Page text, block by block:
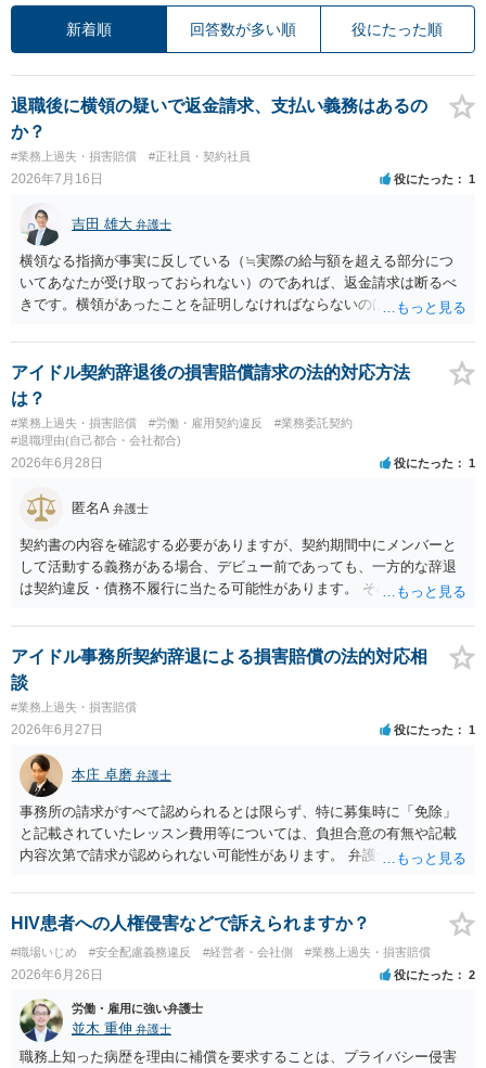
新着順 回答数が多い順 役にたった順
退職後に横領の疑いで返金請求、支払い義務はあるの
か？
#業務上過失・損害賠償 #正社員・契約社員
2026年7月16日 役にたった 1
吉田 雄大 弁護士
横領なる指摘が事実に反している（≒実際の給与額を超える部分につ
いてあなたが受け取っておられない）のであれば、返金請求は断るべ
きです。横領があったことを証明しなければならないのは会社側なの
アイドル契約辞退後の損害賠償請求の法的対応方法
は？
#業務上過失・損害賠償 #労働・雇用契約違反
#業務委託契約
#退職理由(自己都合・会社都合)
2026年6月28日 役にたった 1
匿名A 弁護士
契約書の内容を確認する必要がありますが、契約期間中にメンバーと
して活動する義務がある場合、デビュー前であっても、一方的な辞退
は契約違反・債務不履行に当たる可能性があります。 そのため、運営
費用、ライブ準備費用、レッスン関係費用なども、辞退によって実際
に追加で発生した合理的費用であれば、損害として主張される可能性
があります。 もっとも、運営側の請求額がそのまま認められるわけで
はありません。各費目について、具体的な損害、金額、辞退との因果
関係を示す必要があります。特に「レッスン費用無料」と表示されて
いた場合、辞退後に講師代やスタジオ代を当然に全額請求できるかは
慎重な検討が必要です。 また「家庭の事情」が正当な辞退理由になる
かは、その具体的内容によります。介護、転居、健康問題など、活動
継続が客観的に困難といえる事情があるかが重要です。 未成年であれ
ば、契約時に親権者の同意があったか、契約期間・活動義務・中途辞
退時の扱いについて親権者に説明されていたかも確認すべきです。 現
時点では、安易に支払義務を認めず、契約書、募集記事、LINE等を保
存したうえで、請求費目、金額、根拠資料の明示を求めるのがよいと
思います。回答前に弁護士へ相談することをおすすめします。
アイドル事務所契約辞退による損害賠償の法的対応相
談
#業務上過失・損害賠償
2026年6月27日 役にたった 1
本庄 卓磨 弁護士
事務所の請求がすべて認められるとは限らず、特に募集時に「免除」
と記載されていたレッスン費用等については、負担合意の有無や記載
内容次第で請求が認められない可能性があります。 弁護士対応を示唆
相談されることをおすすめします。
HIV患者への人権侵害などで訴えられますか？
#職場いじめ #安全配慮義務違反 #経営者・会社側 #業務上過失・損害賠償
2026年6月26日 役にたった 2
労働・雇用に強い弁護士
並木 重伸 弁護士
職務上知った病歴を理由に補償を要求することは、プライバシー侵害